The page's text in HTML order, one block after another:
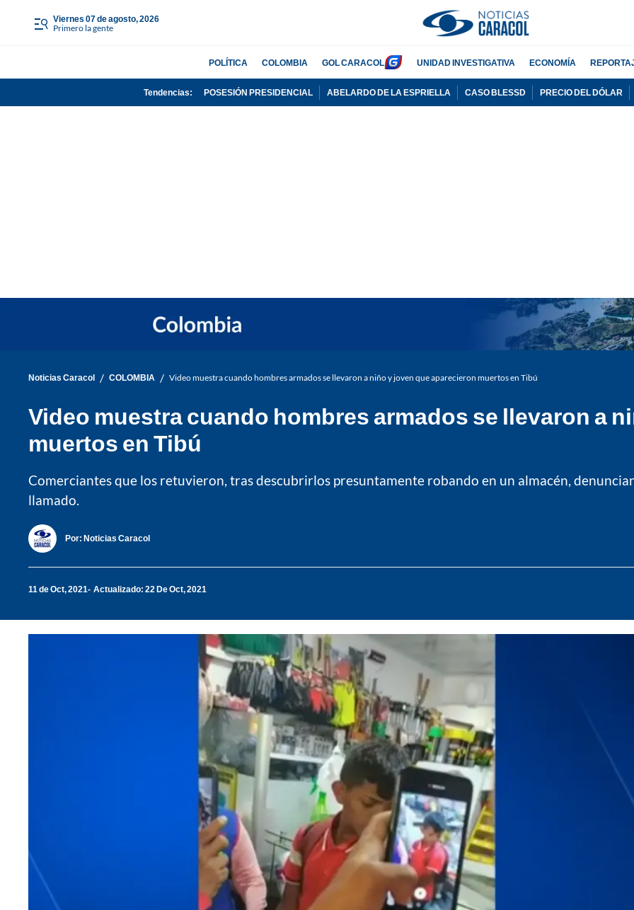
viernes 07 de agosto, 2026
Primero la gente
POLÍTICA COLOMBIA GOL CARACOL UNIDAD INVESTIGATIVA ECONOMÍA
Tendencias: POSESIÓN PRESIDENCIAL ABELARDO DE LA ESPRIELLA CASO BLESSD PRECIO DEL DÓLAR
Noticias Caracol / COLOMBIA / Video muestra cuando hombres armados se llevaron a niño y joven que aparecieron muertos en Tibú
Video muestra cuando hombres armados se llevaron a
muertos en Tibú
Comerciantes que los retuvieron, tras descubrirlos presuntamente robando en un almacén,
llamado.
Por: Noticias Caracol
11 de Oct, 2021 Actualizado: 22 De Oct, 2021